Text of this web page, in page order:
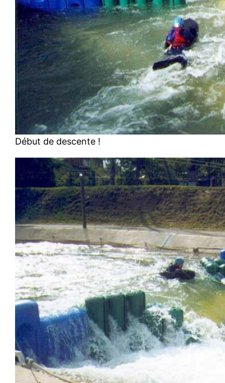
Début de descente !